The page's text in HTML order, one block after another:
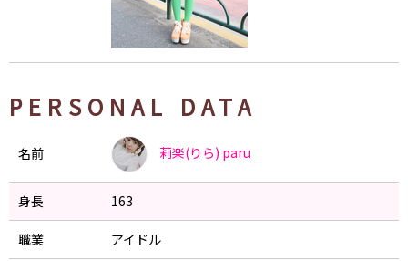
PERSONAL DATA
名前 莉楽(りら) paru
身長 163
職業 アイドル